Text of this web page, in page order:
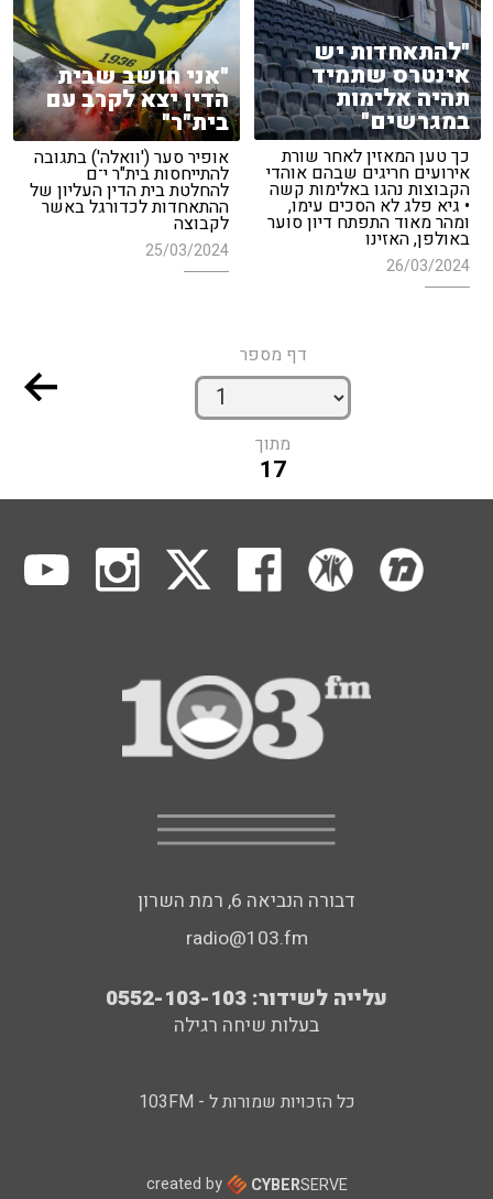
"להתאחדות יש
אינטרס שתמיד
תהיה אלימות
במגרשים"
כך טען המאזין לאחר שורת
אירועים חריגים שבהם אוהדי
הקבוצות נהגו באלימות קשה
• גיא פלג לא הסכים עימו,
ומהר מאוד התפתח דיון סוער
באולפן, האזינו
26/03/2024
"אני חושב שבית
הדין יצא לקרב עם
בית"ר"
אופיר סער ('וואלה') בתגובה
להתייחסות בית"ר י־ם
להחלטת בית הדין העליון של
ההתאחדות לכדורגל באשר
לקבוצה
25/03/2024
דף מספר
מתוך
17
דבורה הנביאה 6, רמת השרון
radio@103.fm
עלייה לשידור: 0552-103-103
בעלות שיחה רגילה
כל הזכויות שמורות ל - 103FM
created by CYBERSERVE